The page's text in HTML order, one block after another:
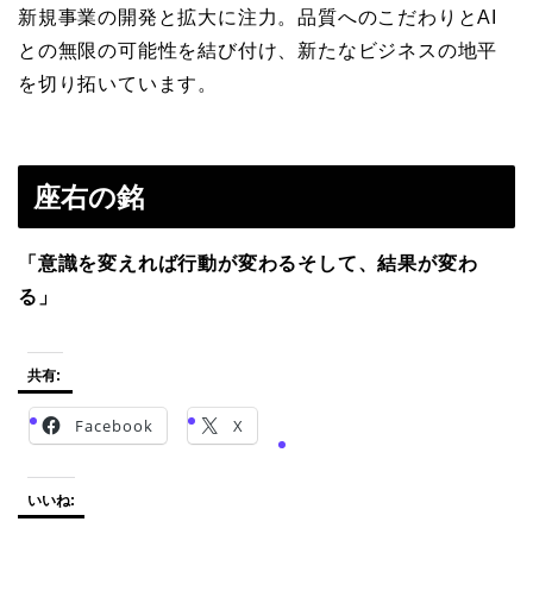
新規事業の開発と拡大に注力。品質へのこだわりとAI
との無限の可能性を結び付け、新たなビジネスの地平
を切り拓いています。
座右の銘
「意識を変えれば行動が変わるそして、結果が変わ
る」
共有:
Facebook X
いいね: